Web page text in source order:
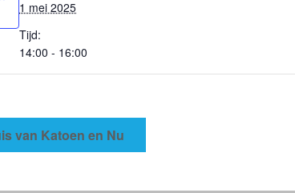
1 mei 2025
Tijd:
14:00 - 16:00
van Katoen en Nu